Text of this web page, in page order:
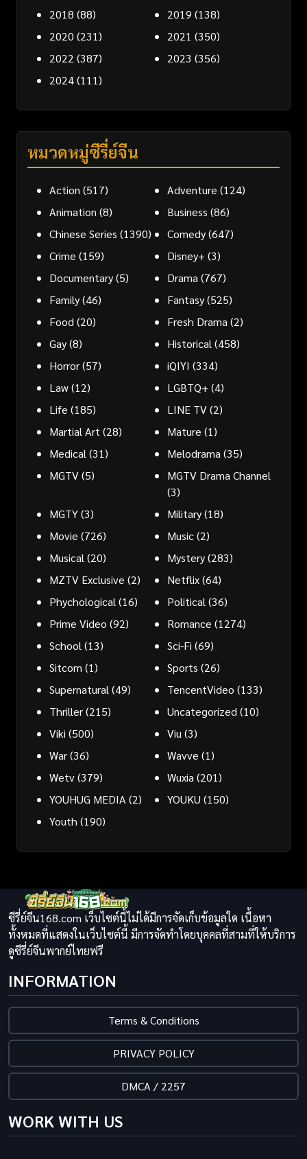
2018 (88) 2019 (138)
2020 (231) 2021 (350)
2022 (387) 2023 (356)
2024(111)
หมวดหมู่ซีรี่ย์จีน
Action (517) Adventure (124)
Animation (8) Business (86)
Chinese Series (1390) Comedy(647)
Crime (159) Disney+ (3)
Documentary(5) Drama (767)
Family(46) Fantasy(525)
Food (20) Fresh Drama (2)
Gay(8) Historical (458)
Horror(57) iQIYI (334)
Law(12) LGBTQ+ (4)
Life (185) LINE TV(2)
Martial Art (28) Mature (1)
Medical (31) Melodrama (35)
MGTV(5)
MGTV Drama Channel
(3)
MGTY(3) Military(18)
Movie (726) Music(2)
Musical (20) Mystery(283)
MZTV Exclusive (2) Netflix(64)
Phychological (16) Political (36)
Prime Video (92) Romance (1274)
School (13) Sci-Fi (69)
Sitcom (1) Sports (26)
Supernatural (49) TencentVideo (133)
Thriller(215) Uncategorized (10)
Viki (500) Viu (3)
War(36) Wavve (1)
Wetv(379) Wuxia (201)
YOUHUG MEDIA (2) YOUKU (150)
Youth (190)
ซีรี่ย์จีน168.com เว็บไซต์นี้ไม่ได้มีการจัดเก็บข้อมูลใด เนื้อหา
ทั้งหมดที่แสดงในเว็บไซต์นี้ มีการจัดทำโดยบุคคลที่สามที่ให้บริการ
ดูซีรี่ย์จีนพากย์ไทยฟรี
INFORMATION
Terms & Conditions
PRIVACY POLICY
DMCA / 2257
WORK WITH US